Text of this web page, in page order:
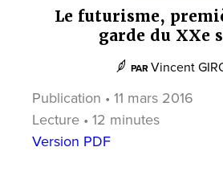
Le futurisme,
garde du XXe
PAR Vincent
Publication • 11 mars 2016
Lecture • 12 minutes
Version PDF